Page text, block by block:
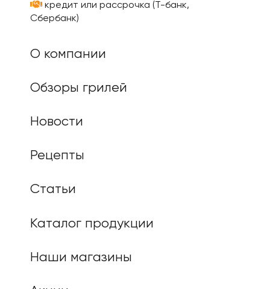
кредит или рассрочка (Т-банк,
Сбербанк)
О компании
Обзоры грилей
Новости
Рецепты
Статьи
Каталог продукции
Наши магазины